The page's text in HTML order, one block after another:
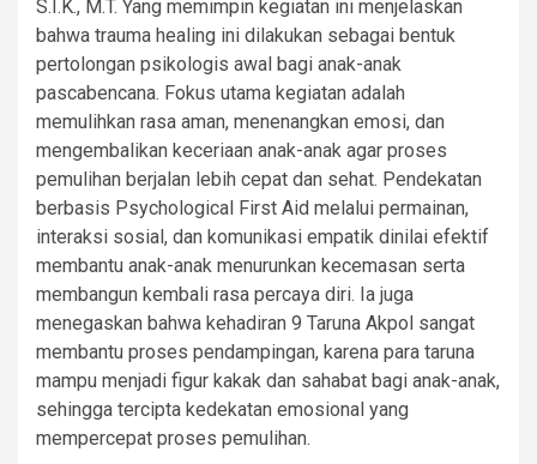
S.I.K., M.T. Yang memimpin kegiatan ini menjelaskan
bahwa trauma healing ini dilakukan sebagai bentuk
pertolongan psikologis awal bagi anak-anak
pascabencana. Fokus utama kegiatan adalah
memulihkan rasa aman, menenangkan emosi, dan
mengembalikan keceriaan anak-anak agar proses
pemulihan berjalan lebih cepat dan sehat. Pendekatan
berbasis Psychological First Aid melalui permainan,
interaksi sosial, dan komunikasi empatik dinilai efektif
membantu anak-anak menurunkan kecemasan serta
membangun kembali rasa percaya diri. Ia juga
menegaskan bahwa kehadiran 9 Taruna Akpol sangat
membantu proses pendampingan, karena para taruna
mampu menjadi figur kakak dan sahabat bagi anak-anak,
sehingga tercipta kedekatan emosional yang
mempercepat proses pemulihan.